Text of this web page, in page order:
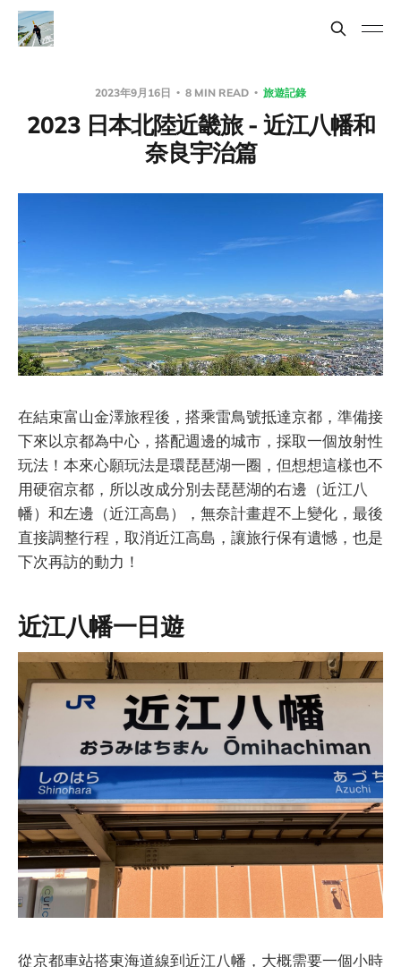
2023年9月16日 8 MIN READ 旅遊記錄
2023 日本北陸近畿旅 - 近江八幡和
奈良宇治篇
在結束富山金澤旅程後，搭乘雷鳥號抵達京都，準備接
下來以京都為中心，搭配週邊的城市，採取一個放射性
玩法！本來心願玩法是環琵琶湖一圈，但想想這樣也不
用硬宿京都，所以改成分別去琵琶湖的右邊（近江八
幡）和左邊（近江高島），無奈計畫趕不上變化，最後
直接調整行程，取消近江高島，讓旅行保有遺憾，也是
下次再訪的動力！
近江八幡一日遊
從京都車站搭東海道線到近江八幡，大概需要一個小時